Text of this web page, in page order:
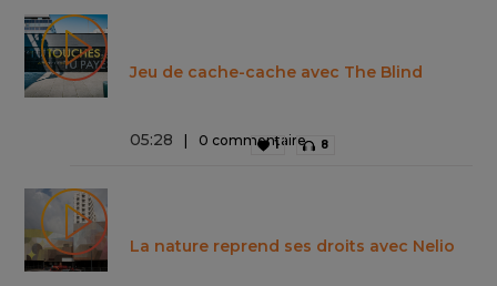
Jeu de cache-cache avec The Blind
05:28 0 commentaire
1 8
La nature reprend ses droits avec Nelio